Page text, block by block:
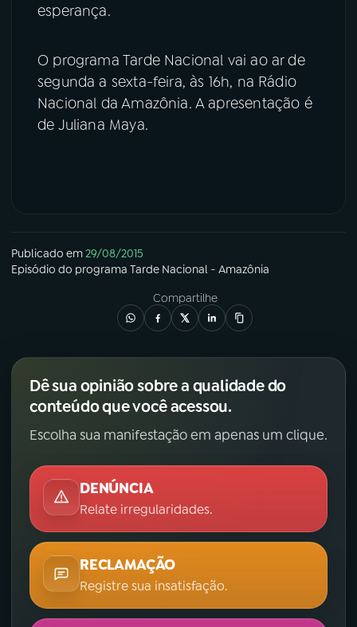
esperança.
O programa Tarde Nacional vai ao ar de
segunda a sexta-feira, às 16h, na Rádio
Nacional da Amazônia. A apresentação é
de Juliana Maya.
Publicado em29/08/2015
Episódio do programa Tarde Nacional - Amazônia
Compartilhe
Dê sua opinião sobre a qualidade do
conteúdo que você acessou.
Escolha sua manifestação em apenas um clique.
DENÚNCIA
Relate irregularidades.
RECLAMAÇÃO
Registre sua insatisfação.